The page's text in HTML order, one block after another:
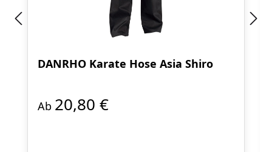
DANRHO Karate Hose Asia Shiro
Ab 20,80 €